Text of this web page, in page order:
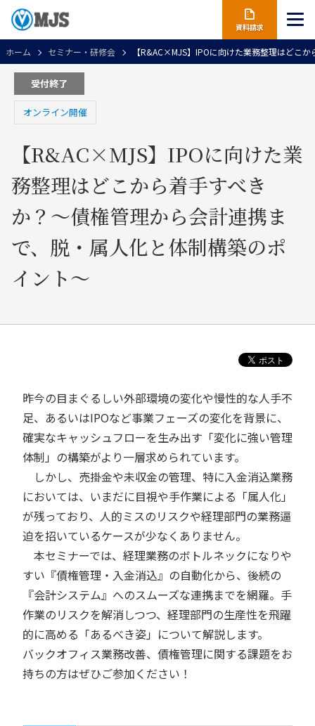
資料請求
ホーム セミナー・研修会 【R&AC×MJS】IPOに向けた業務整理はどこ
受付終了
オンライン開催
【R&AC×MJS】IPOに向けた業
務整理はどこから着手すべき
か？～債権管理から会計連携ま
で、脱・属人化と体制構築のポ
イント～
昨今の目まぐるしい外部環境の変化や慢性的な人手不
足、あるいはIPOなど事業フェーズの変化を背景に、
確実なキャッシュフローを生み出す「変化に強い管理
体制」の構築がより一層求められています。
しかし、売掛金や未収金の管理、特に入金消込業務
においては、いまだに目視や手作業による「属人化」
が残っており、人的ミスのリスクや経理部門の業務逼
迫を招いているケースが少なくありません。
本セミナーでは、経理業務のボトルネックになりや
すい『債権管理・入金消込』の自動化から、後続の
『会計システム』へのスムーズな連携までを網羅。手
作業のリスクを解消しつつ、経理部門の生産性を飛躍
的に高める「あるべき姿」について解説します。
バックオフィス業務改善、債権管理に関する課題をお
持ちの方はぜひご参加ください！